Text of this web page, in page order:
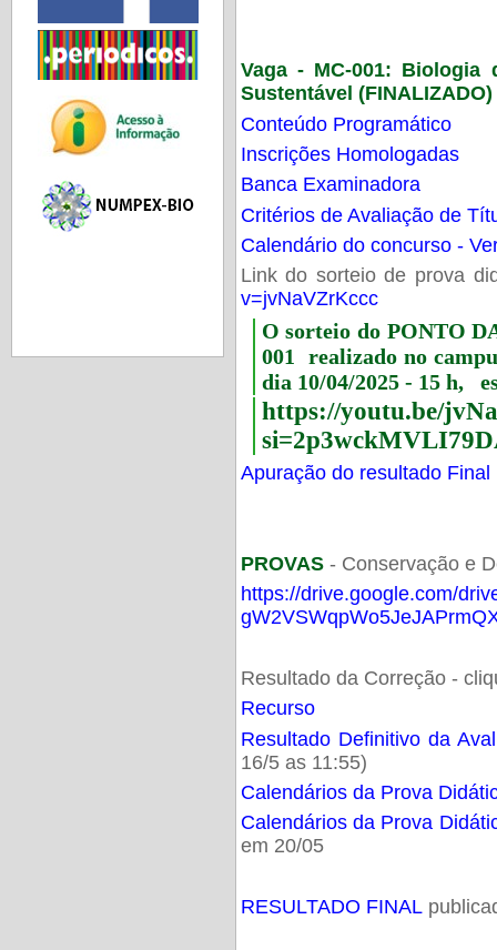
Vaga - MC-001: Biologia
Sustentável (FINALIZADO)
Conteúdo Programático
Inscrições Homologadas
Banca Examinadora
Critérios de Avaliação de
Calendário do concurso -
Link do sorteio de prova
v=jvNaVZrKccc
O sorteio do PONTO
001 realizado no
dia 10/04/2025 - 15 h,
https://youtu.be/
Apuração do resultado Final
PROVAS- Conservação e
https://drive.google.com/
Resultado da Correção -
Recurso
Resultado Definitivo da
16/5 as 11:55)
Calendários da Prova
Calendários da Prova
em 20/05
RESULTADO FINAL